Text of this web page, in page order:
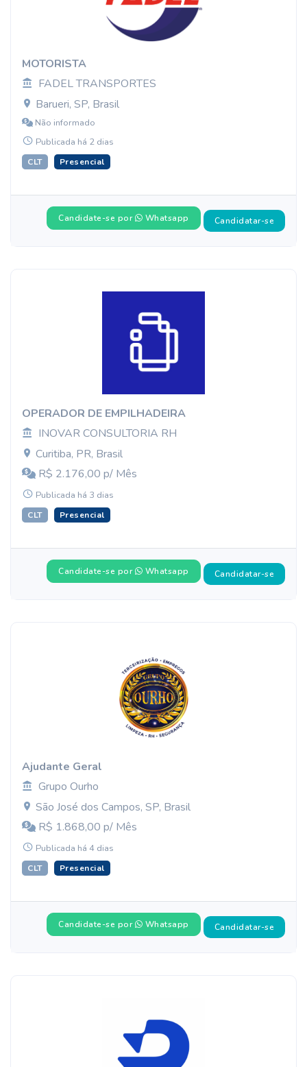
MOTORISTA
FADEL TRANSPORTES
Barueri, SP, Brasil
Não informado
Publicada há 2 dias
CLT Presencial
Candidate-se por Whatsapp Candidatar-se
OPERADOR DE EMPILHADEIRA
INOVAR CONSULTORIA RH
Curitiba, PR, Brasil
R$ 2.176,00 p/ Mês
Publicada há 3 dias
CLT Presencial
Candidate-se por Whatsapp Candidatar-se
Ajudante Geral
Grupo Ourho
São José dos Campos, SP, Brasil
R$ 1.868,00 p/ Mês
Publicada há 4 dias
CLT Presencial
Candidate-se por Whatsapp Candidatar-se